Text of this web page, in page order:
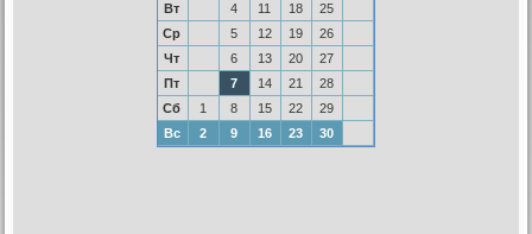
Вт
4 11 18
25
Ср
5 12 19
26
Чт
6 13 20
27
Пт
7 14 21
28
Сб
1 8 15 22
29
Вс
2 9 16 23 30